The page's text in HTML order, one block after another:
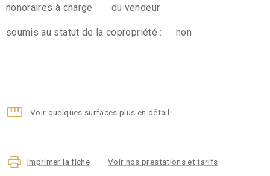
honoraires à charge : du vendeur
soumis au statut de la copropriété : non
Voir quelques surfaces plus en détail
Imprimer la fiche Voir nos prestations et tarifs